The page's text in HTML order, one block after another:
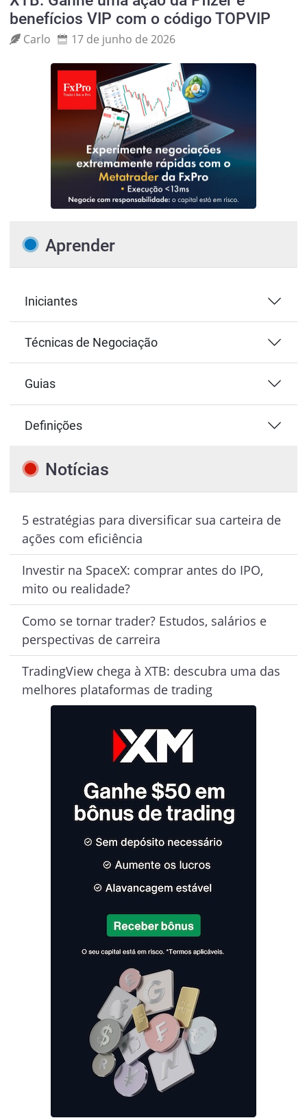
benefícios VIP com o código TOPVIP
Carlo 17 de junho de 2026
Aprender
Iniciantes
Técnicas de Negociação
Guias
Definições
Notícias
5 estratégias para diversificar sua carteira de
ações com eficiência
Investir na SpaceX: comprar antes do IPO,
mito ou realidade?
Como se tornar trader? Estudos, salários e
perspectivas de carreira
TradingView chega à XTB: descubra uma das
melhores plataformas de trading